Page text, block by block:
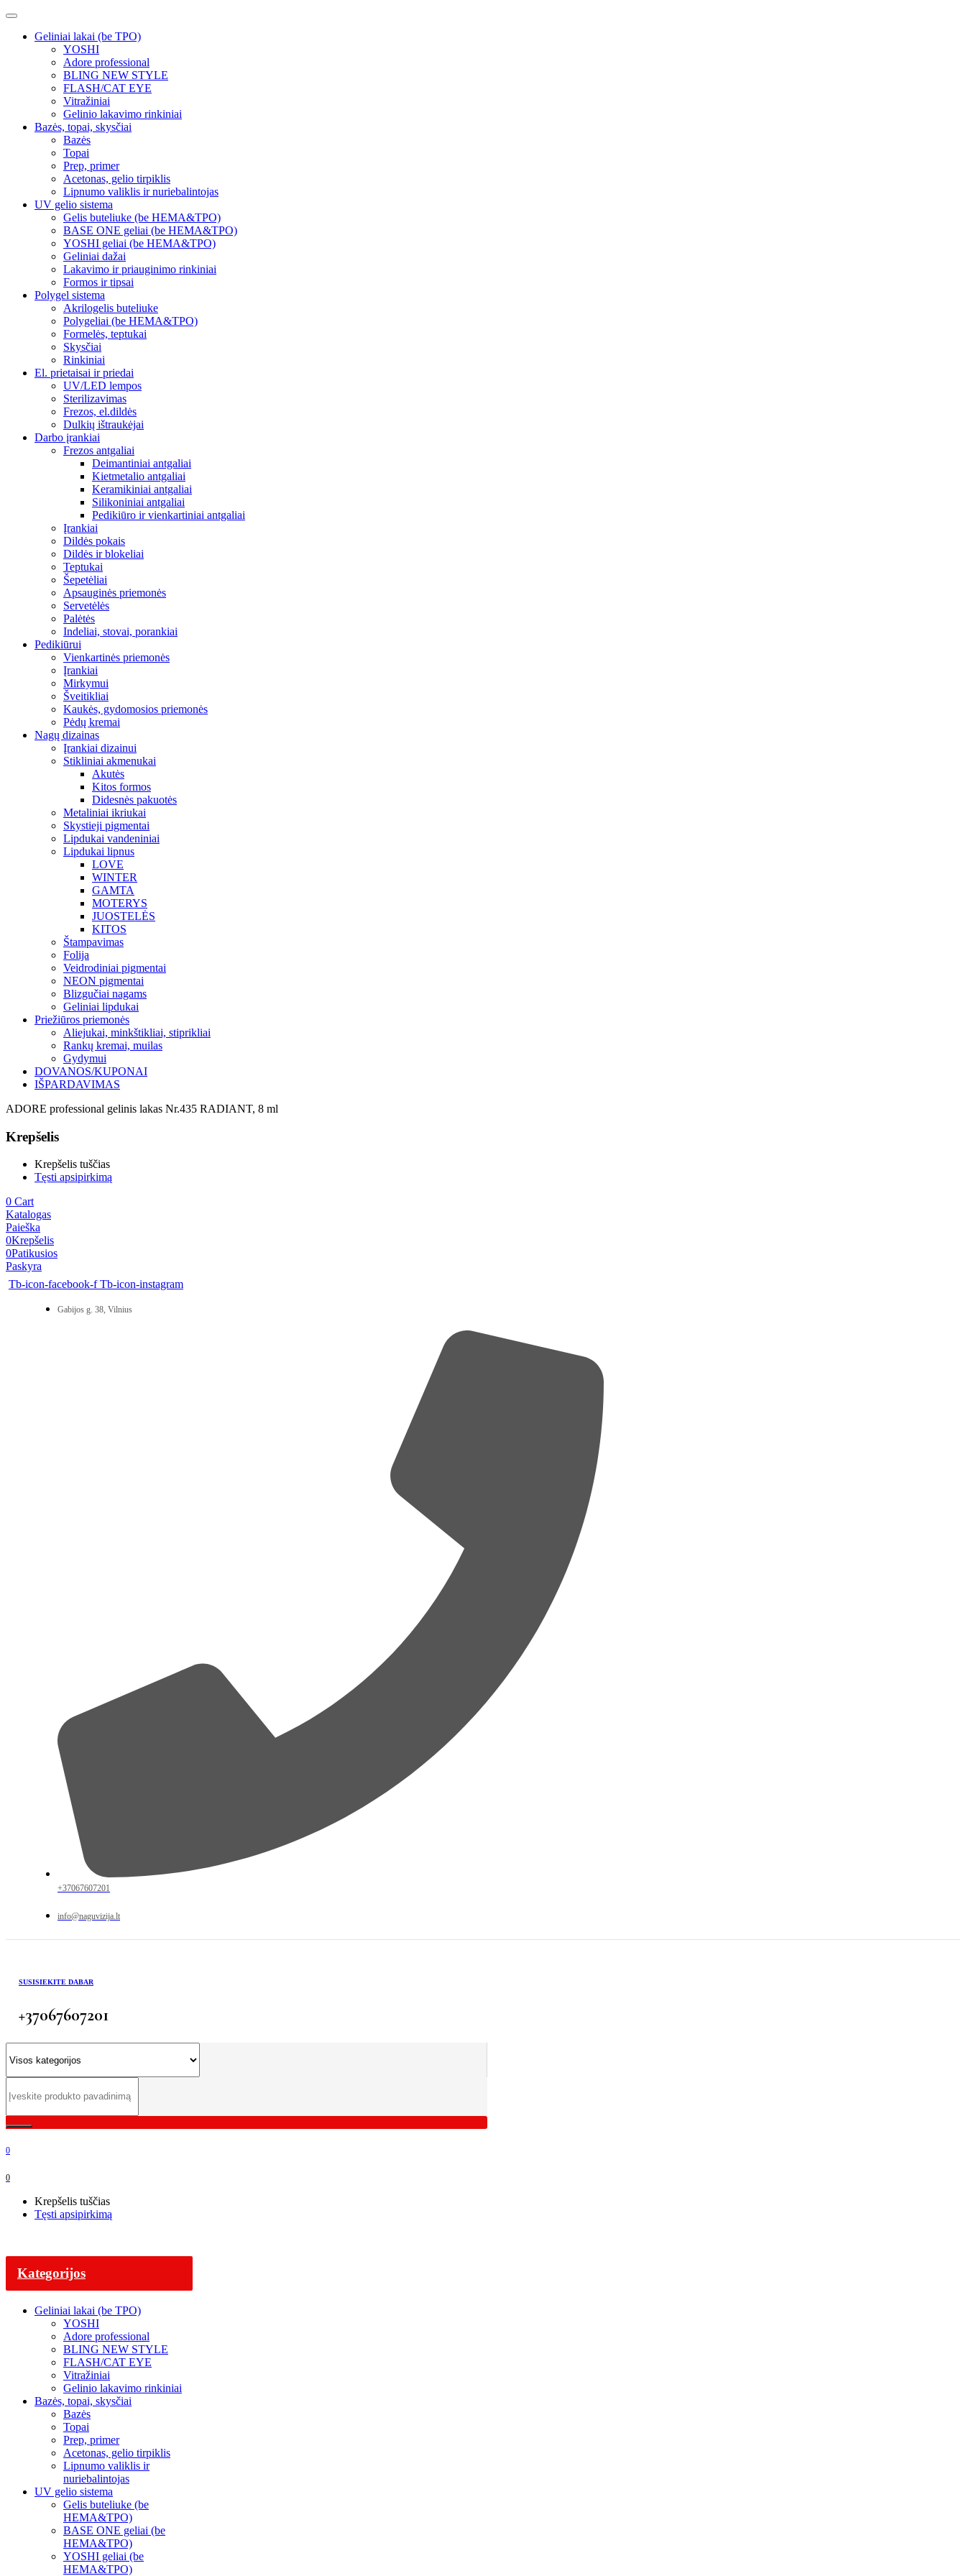
Geliniai lakai (be TPO)
YOSHI
Adore professional
BLING NEW STYLE
FLASH/CAT EYE
Vitražiniai
Gelinio lakavimo rinkiniai
Bazės, topai, skysčiai
Bazės
Topai
Prep, primer
Acetonas, gelio tirpiklis
Lipnumo valiklis ir nuriebalintojas
UV gelio sistema
Gelis buteliuke (be HEMA&TPO)
BASE ONE geliai (be HEMA&TPO)
YOSHI geliai (be HEMA&TPO)
Geliniai dažai
Lakavimo ir priauginimo rinkiniai
Formos ir tipsai
Polygel sistema
Akrilogelis buteliuke
Polygeliai (be HEMA&TPO)
Formelės, teptukai
Skysčiai
Rinkiniai
El. prietaisai ir priedai
UV/LED lempos
Sterilizavimas
Frezos, el.dildės
Dulkių ištraukėjai
Darbo įrankiai
Frezos antgaliai
Deimantiniai antgaliai
Kietmetalio antgaliai
Keramikiniai antgaliai
Silikoniniai antgaliai
Pedikiūro ir vienkartiniai antgaliai
Įrankiai
Dildės pokais
Dildės ir blokeliai
Teptukai
Šepetėliai
Apsauginės priemonės
Servetėlės
Palėtės
Indeliai, stovai, porankiai
Pedikiūrui
Vienkartinės priemonės
Įrankiai
Mirkymui
Šveitikliai
Kaukės, gydomosios priemonės
Pėdų kremai
Nagų dizainas
Įrankiai dizainui
Stikliniai akmenukai
Akutės
Kitos formos
Didesnės pakuotės
Metaliniai ikriukai
Skystieji pigmentai
Lipdukai vandeniniai
Lipdukai lipnus
LOVE
WINTER
GAMTA
MOTERYS
JUOSTELĖS
KITOS
Štampavimas
Folija
Veidrodiniai pigmentai
NEON pigmentai
Blizgučiai nagams
Geliniai lipdukai
Priežiūros priemonės
Aliejukai, minkštikliai, stiprikliai
Rankų kremai, muilas
Gydymui
DOVANOS/KUPONAI
IŠPARDAVIMAS
ADORE professional gelinis lakas Nr.435 RADIANT, 8 ml
Krepšelis
Krepšelis tuščias
Tęsti apsipirkimą
0 Cart
Katalogas
Paieška
0Krepšelis
0Patikusios
Paskyra
Tb-icon-facebook-f Tb-icon-instagram
Gabijos g. 38, Vilnius
+37067607201
info@naguvizija.lt
SUSISIEKITE DABAR
+37067607201
0
0
Krepšelis tuščias
Tęsti apsipirkimą
Kategorijos
Geliniai lakai (be TPO)
YOSHI
Adore professional
BLING NEW STYLE
FLASH/CAT EYE
Vitražiniai
Gelinio lakavimo rinkiniai
Bazės, topai, skysčiai
Bazės
Topai
Prep, primer
Acetonas, gelio tirpiklis
Lipnumo valiklis ir
nuriebalintojas
UV gelio sistema
Gelis buteliuke (be
HEMA&TPO)
BASE ONE geliai (be
HEMA&TPO)
YOSHI geliai (be
HEMA&TPO)